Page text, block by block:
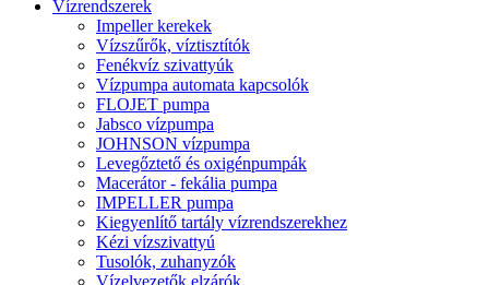
Vízrendszerek
Impeller kerekek
Vízszűrők, víztisztítók
Fenékvíz szivattyúk
Vízpumpa automata kapcsolók
FLOJET pumpa
Jabsco vízpumpa
JOHNSON vízpumpa
Levegőztető és oxigénpumpák
Macerátor - fekália pumpa
IMPELLER pumpa
Kiegyenlítő tartály vízrendszerekhez
Kézi vízszivattyú
Tusolók, zuhanyzók
Vízelvezetők elzárók